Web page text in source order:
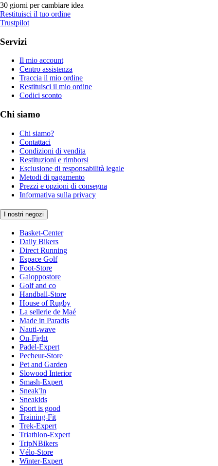
30 giorni per cambiare idea
Restituisci il tuo ordine
Trustpilot
Servizi
Il mio account
Centro assistenza
Traccia il mio ordine
Restituisci il mio ordine
Codici sconto
Chi siamo
Chi siamo?
Contattaci
Condizioni di vendita
Restituzioni e rimborsi
Esclusione di responsabilità legale
Metodi di pagamento
Prezzi e opzioni di consegna
Informativa sulla privacy
I nostri negozi
Basket-Center
Daily Bikers
Direct Running
Espace Golf
Foot-Store
Galoppostore
Golf and co
Handball-Store
House of Rugby
La sellerie de Maé
Made in Paradis
Nauti-wave
On-Fight
Padel-Expert
Pecheur-Store
Pet and Garden
Slowood Interior
Smash-Expert
Sneak'In
Sneakids
Sport is good
Training-Fit
Trek-Expert
Triathlon-Expert
TripNBikers
Vélo-Store
Winter-Expert